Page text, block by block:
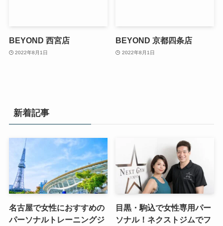
BEYOND 西宮店
2022年8月1日
BEYOND 京都四条店
2022年8月1日
新着記事
名古屋で女性におすすめの
パーソナルトレーニングジ
目黒・駒込で女性専用パー
ソナル！ネクストジムでフ